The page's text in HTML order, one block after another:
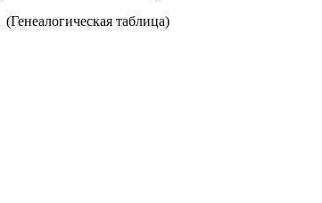
(Генеалогическая таблица)